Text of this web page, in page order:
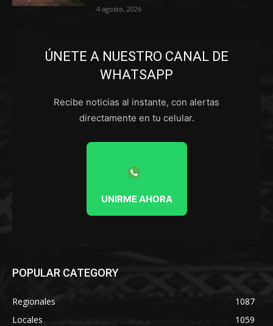
4 agosto, 2026
ÚNETE A NUESTRO CANAL DE
WHATSAPP
Recibe noticias al instante, con alertas
directamente en tu celular.
UNIRME AHORA
POPULAR CATEGORY
Regionales
1087
Locales
1059